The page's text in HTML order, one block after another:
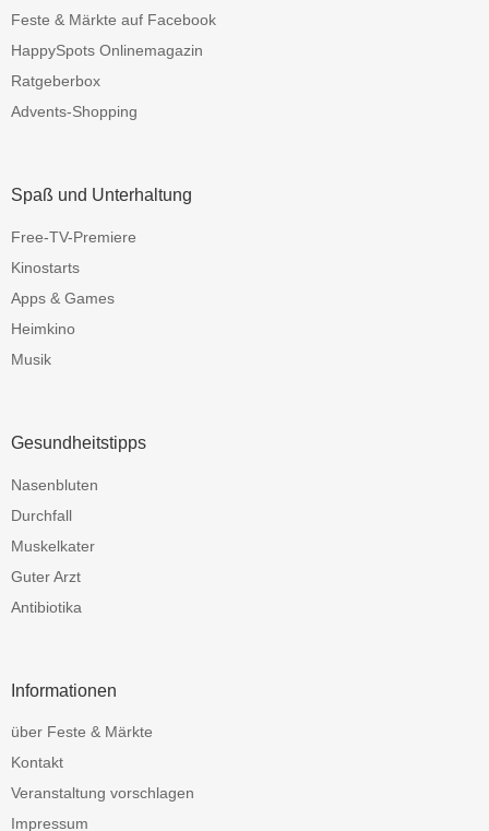
Feste & Märkte auf Facebook
HappySpots Onlinemagazin
Ratgeberbox
Advents-Shopping
Spaß und Unterhaltung
Free-TV-Premiere
Kinostarts
Apps & Games
Heimkino
Musik
Gesundheitstipps
Nasenbluten
Durchfall
Muskelkater
Guter Arzt
Antibiotika
Informationen
über Feste & Märkte
Kontakt
Veranstaltung vorschlagen
Impressum